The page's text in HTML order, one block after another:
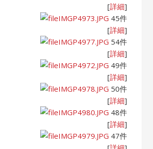
[詳細]
IMGP4973.JPG 45件
[詳細]
IMGP4977.JPG 54件
[詳細]
IMGP4972.JPG 49件
[詳細]
IMGP4978.JPG 50件
[詳細]
IMGP4980.JPG 48件
[詳細]
IMGP4979.JPG 47件